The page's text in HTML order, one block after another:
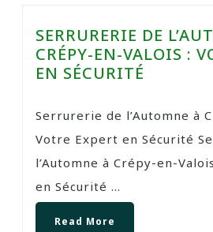
SERRURERIE DE
CRÉPY-EN-VALOIS :
EN SÉCURITÉ
Serrurerie de l’Automne à
Votre Expert en Sécurité
l’Automne à Crépy-en-
en Sécurité ...
Read More